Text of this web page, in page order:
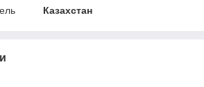
Казахстан